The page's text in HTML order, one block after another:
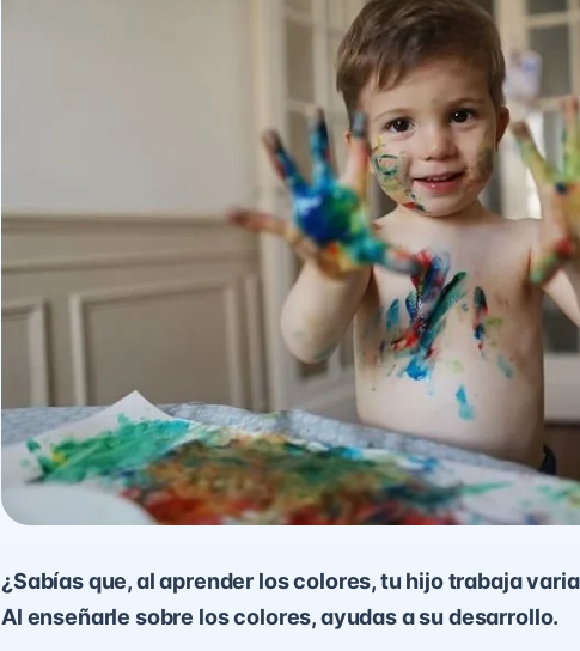
¿Sabías que, al aprender los colores, tu hijo trabaja
Al enseñarle sobre los colores, ayudas a su desarrollo.